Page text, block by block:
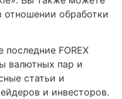
отношении обработки
FOREX
валютных пар и
статьи и
и инвесторов.